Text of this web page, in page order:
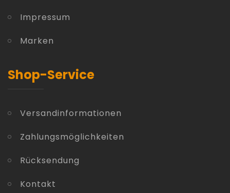
Impressum
Marken
Shop-Service
Versandinformationen
Zahlungsmöglichkeiten
Rücksendung
Kontakt